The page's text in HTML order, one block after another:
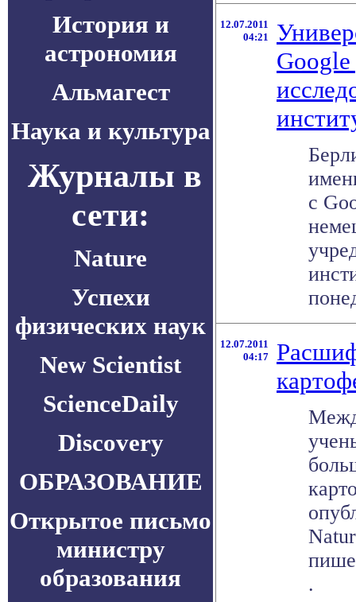
История и
астрономия
Альмагест
Наука и культура
Журналы в
сети:
Nature
Успехи
физических наук
New Scientist
ScienceDaily
Discovery
ОБРАЗОВАНИЕ
Открытое письмо
министру
образования
12.07.2011
04:21
с
12.07.2011
04:17
.